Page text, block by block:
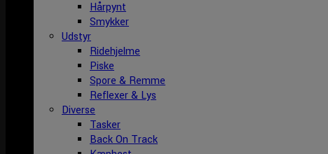
Hårpynt
Smykker
Udstyr
Ridehjelme
Piske
Spore & Remme
Reflexer & Lys
Diverse
Tasker
Back On Track